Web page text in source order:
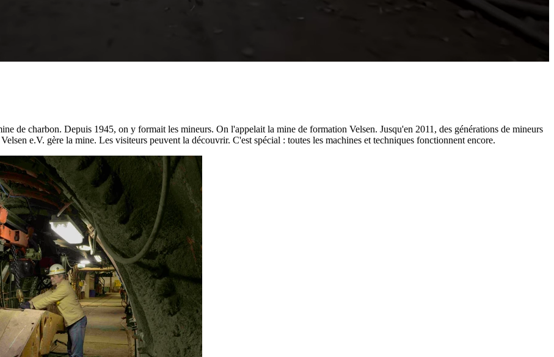
de charbon. Depuis 1945, on y formait les mineurs. On l'appelait la mine de formation Velsen. Jusqu'en 2011, des générations de mineurs
e.V. gère la mine. Les visiteurs peuvent la découvrir. C'est spécial : toutes les machines et techniques fonctionnent encore.